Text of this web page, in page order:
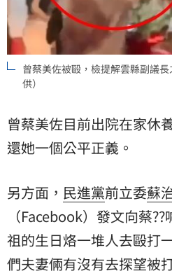
曾蔡美佐被毆，檢提解雲縣副議
供）
曾蔡美佐目前出院在家休
還她一個公平正義。
另方面， 民進黨前立委蘇
（Facebook）發文向蔡
祖的生日烙一堆人去毆打
們夫妻倆有沒有去探望被